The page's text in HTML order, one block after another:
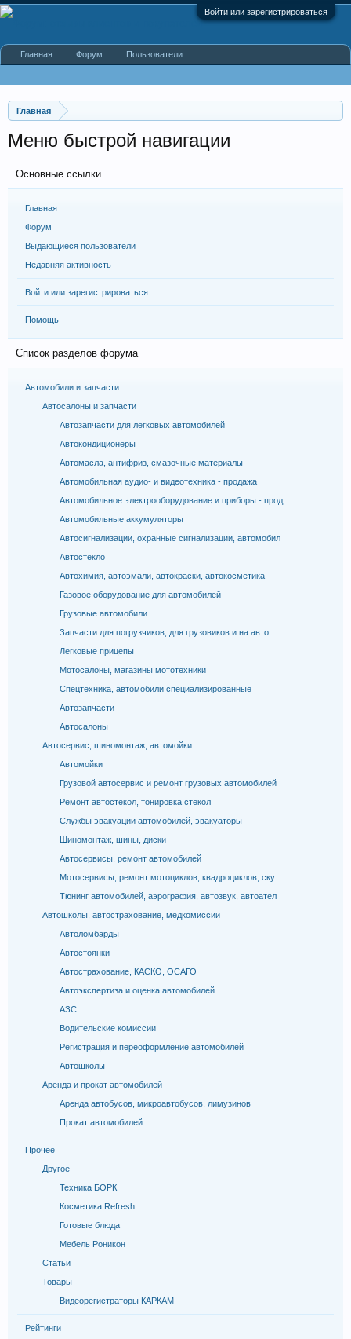
Войти или зарегистрироваться
Главная
Меню быстрой навигации
Основные ссылки
Главная
Форум
Выдающиеся пользователи
Недавняя активность
Войти или зарегистрироваться
Помощь
Список разделов форума
Автомобили и запчасти
Автосалоны и запчасти
Автозапчасти для легковых автомобилей
Автокондиционеры
Автомасла, антифриз, смазочные материалы
Автомобильная аудио- и видеотехника - продажа
Автомобильное электрооборудование и приборы - прод
Автомобильные аккумуляторы
Автосигнализации, охранные сигнализации, автомобил
Автостекло
Автохимия, автоэмали, автокраски, автокосметика
Газовое оборудование для автомобилей
Грузовые автомобили
Запчасти для погрузчиков, для грузовиков и на авто
Легковые прицепы
Мотосалоны, магазины мототехники
Спецтехника, автомобили специализированные
Автозапчасти
Автосалоны
Автосервис, шиномонтаж, автомойки
Автомойки
Грузовой автосервис и ремонт грузовых автомобилей
Ремонт автостёкол, тонировка стёкол
Службы эвакуации автомобилей, эвакуаторы
Шиномонтаж, шины, диски
Автосервисы, ремонт автомобилей
Мотосервисы, ремонт мотоциклов, квадроциклов, скут
Тюнинг автомобилей, аэрография, автозвук, автоател
Автошколы, автострахование, медкомиссии
Автоломбарды
Автостоянки
Автострахование, КАСКО, ОСАГО
Автоэкспертиза и оценка автомобилей
АЗС
Водительские комиссии
Регистрация и переоформление автомобилей
Автошколы
Аренда и прокат автомобилей
Аренда автобусов, микроавтобусов, лимузинов
Прокат автомобилей
Прочее
Другое
Техника БОРК
Косметика Refresh
Готовые блюда
Мебель Роникон
Статьи
Товары
Видеорегистраторы КАРКАМ
Рейтинги
Главная Форум Пользователи